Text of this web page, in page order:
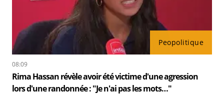
Peopolitique
08:09
Rima Hassan révèle avoir été victime d'une agression
lors d'une randonnée : "Je n'ai pas les mots…"